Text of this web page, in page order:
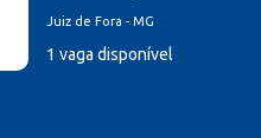
Juiz de Fora - MG
1 vaga disponível